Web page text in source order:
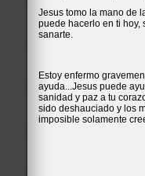
Jesus tomo la mano de
puede hacerlo en ti hoy,
sanarte.
Estoy enfermo
ayuda...Jesus puede
sanidad y paz a tu
sido deshauciado y los
imposible solamente